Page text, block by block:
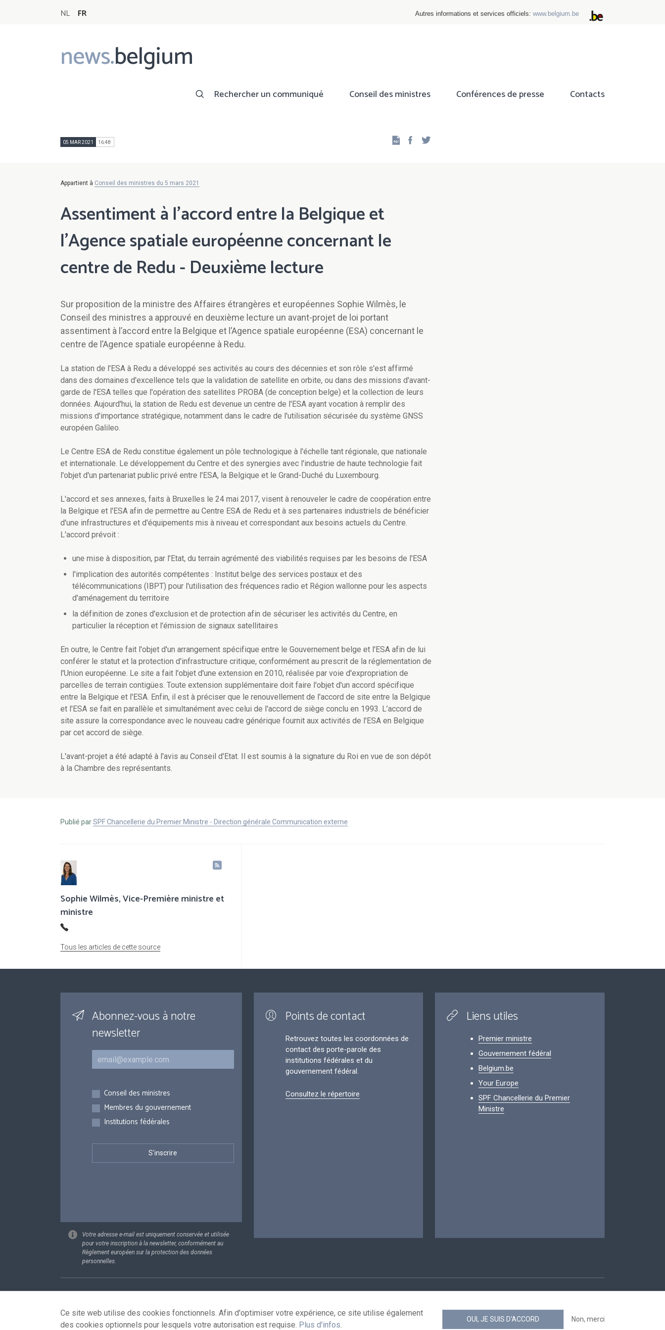
NL FR Autres informations et services officiels: www.belgium.be
news.belgium
Main
navigation
Rechercher un communiqué Conseil des ministres Conférences de presse Contacts
05 MAR 2021 16:48 Facebook
Appartient à Conseil des ministres du 5 mars 2021
Assentiment à l’accord entre la Belgique et
l’Agence spatiale européenne concernant le
centre de Redu - Deuxième lecture
Sur proposition de la ministre des Affaires étrangères et européennes Sophie Wilmès, le
Conseil des ministres a approuvé en deuxième lecture un avant-projet de loi portant
assentiment à l’accord entre la Belgique et l’Agence spatiale européenne (ESA) concernant le
centre de l’Agence spatiale européenne à Redu.
La station de l'ESA à Redu a développé ses activités au cours des décennies et son rôle s'est affirmé
dans des domaines d'excellence tels que la validation de satellite en orbite, ou dans des missions d'avant-
garde de l'ESA telles que l'opération des satellites PROBA (de conception belge) et la collection de leurs
données. Aujourd'hui, la station de Redu est devenue un centre de l'ESA ayant vocation à remplir des
missions d'importance stratégique, notamment dans le cadre de l'utilisation sécurisée du système GNSS
européen Galileo.
Le Centre ESA de Redu constitue également un pôle technologique à l'échelle tant régionale, que nationale
et internationale. Le développement du Centre et des synergies avec l'industrie de haute technologie fait
l'objet d'un partenariat public privé entre l'ESA, la Belgique et le Grand-Duché du Luxembourg.
L'accord et ses annexes, faits à Bruxelles le 24 mai 2017, visent à renouveler le cadre de coopération entre
la Belgique et l'ESA afin de permettre au Centre ESA de Redu et à ses partenaires industriels de bénéficier
d'une infrastructures et d'équipements mis à niveau et correspondant aux besoins actuels du Centre.
L'accord prévoit :
une mise à disposition, par l'Etat, du terrain agrémenté des viabilités requises par les besoins de l'ESA
l'implication des autorités compétentes : Institut belge des services postaux et des
télécommunications (IBPT) pour l'utilisation des fréquences radio et Région wallonne pour les aspects
d'aménagement du territoire
la définition de zones d'exclusion et de protection afin de sécuriser les activités du Centre, en
particulier la réception et l'émission de signaux satellitaires
En outre, le Centre fait l'objet d'un arrangement spécifique entre le Gouvernement belge et l'ESA afin de lui
conférer le statut et la protection d'infrastructure critique, conformément au prescrit de la réglementation de
l'Union européenne. Le site a fait l'objet d'une extension en 2010, réalisée par voie d'expropriation de
parcelles de terrain contigües. Toute extension supplémentaire doit faire l'objet d'un accord spécifique
entre la Belgique et l'ESA. Enfin, il est à préciser que le renouvellement de l'accord de site entre la Belgique
et l'ESA se fait en parallèle et simultanément avec celui de l'accord de siège conclu en 1993. L’accord de
site assure la correspondance avec le nouveau cadre générique fournit aux activités de l'ESA en Belgique
par cet accord de siège.
L'avant-projet a été adapté à l'avis au Conseil d'Etat. Il est soumis à la signature du Roi en vue de son dépôt
à la Chambre des représentants.
Publié parSPF Chancellerie du Premier Ministre - Direction générale Communication externe
Sophie Wilmès, Vice-Première ministre et
ministre
Tous les articles de cette source
Abonnez-vous à notre
newsletter
Courriel
Inscriptions
Conseil des ministres
Membres du gouvernement
Institutions fédérales
Votre adresse e-mail est uniquement conservée et utilisée
pour votre inscription à la newsletter, conformément au
Règlement européen sur la protection des données
personnelles.
Points de contact
Retrouvez toutes les coordonnées de
contact des porte-parole des
institutions fédérales et du
gouvernement fédéral.
Consultez le répertoire
Liens utiles
Premier ministre
Gouvernement fédéral
Belgium.be
Your Europe
SPF Chancellerie du Premier
Ministre
Ce site web utilise des cookies fonctionnels. Afin d'optimiser votre expérience, ce site utilise également
des cookies optionnels pour lesquels votre autorisation est requise. Plus d'infos.
OUI, JE SUIS D'ACCORD Non, merci